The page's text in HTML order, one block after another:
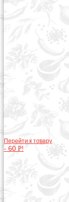
Перейти к товару
- 60 Р!